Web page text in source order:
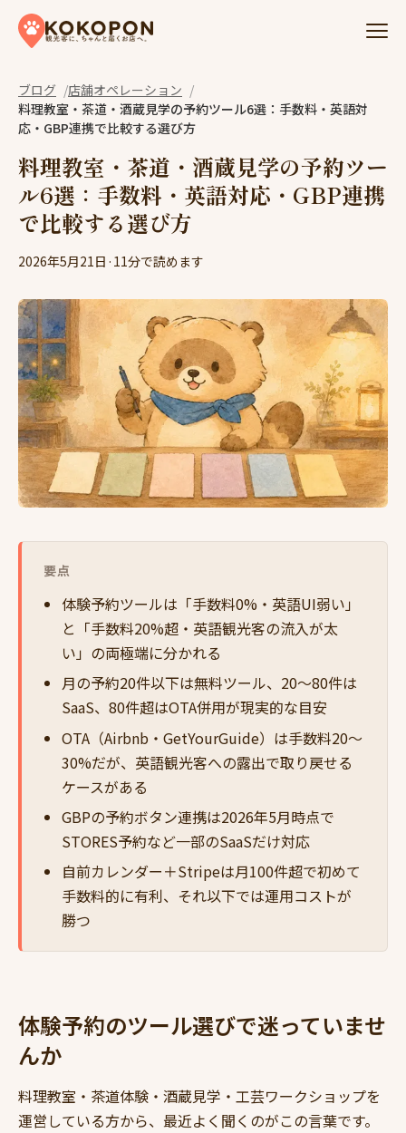
Skip to content
ブログ
店舗オペレーション
料理教室・茶道・酒蔵見学の予約ツール6選：手数料・英語対
応・GBP連携で比較する選び方
料理教室・茶道・酒蔵見学の予約ツー
ル6選：手数料・英語対応・GBP連携
で比較する選び方
2026年5月21日 · 11分で読めます
要点
体験予約ツールは「手数料0%・英語UI弱い」
と「手数料20%超・英語観光客の流入が太
い」の両極端に分かれる
月の予約20件以下は無料ツール、20〜80件は
SaaS、80件超はOTA併用が現実的な目安
OTA（Airbnb・GetYourGuide）は手数料20〜
30%だが、英語観光客への露出で取り戻せる
ケースがある
GBPの予約ボタン連携は2026年5月時点で
STORES予約など一部のSaaSだけ対応
自前カレンダー＋Stripeは月100件超で初めて
手数料的に有利、それ以下では運用コストが
勝つ
体験予約のツール選びで迷っていませ
んか
料理教室・茶道体験・酒蔵見学・工芸ワークショップを
運営している方から、最近よく聞くのがこの言葉です。